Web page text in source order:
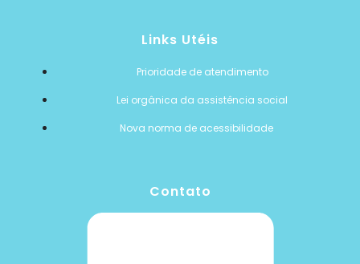
Links Utéis
Prioridade de atendimento
Lei orgânica da assistência social
Nova norma de acessibilidade
Contato